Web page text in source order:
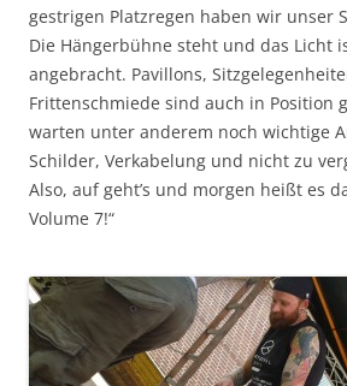
gestrigen Platzregen haben wir unser
Die Hängerbühne steht und das Licht
angebracht. Pavillons,
Frittenschmiede sind auch in Position
warten unter anderem noch wichtige
Schilder, Verkabelung und nicht zu
Also, auf geht’s und morgen heißt es
Volume 7!“